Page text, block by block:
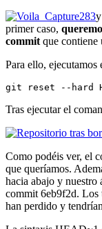
primer caso,
commit que contiene
Para ello, ejecutamos
git reset --hard
Tras ejecutar el
Como podéis ver, el
que queríamos.
hacia abajo y nuestro
commit 6eb9f2d. Los
han perdido y